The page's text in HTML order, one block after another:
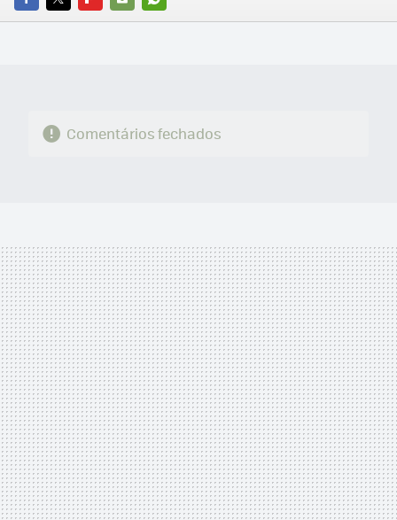
FACEBOOK
TWITTERFLIPBOARD
E-
WHATSAPP
Comentários fechados